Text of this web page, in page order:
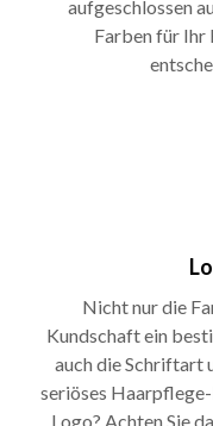
aufgeschlossen
Farben für Ihr
Nicht nur die
Kundschaft ein
auch die Schriftart
seriöses
Logo? Achten Sie